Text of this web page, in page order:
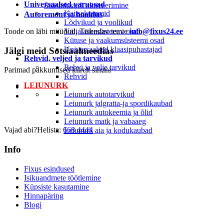
Universaalsed varuosad
Kaitsekummid
Lõdvikud ja voolikud
Väljalaskesüsteemi osad
Kütuse ja vaakumsüsteemi osad
Universaalsed klaasipuhastajad
Rehvid, veljed ja tarvikud
Rehvi ja velje tarvikud
Rehvid
LEIUNURK
Leiunurk autotarvikud
Leiunurk jalgratta-ja spordikaubad
Leiunurk autokeemia ja õlid
Leiunurk matk ja vabaaeg
Leiunurk aia ja kodukaubad
Säästukaardi aktiveerimine
Autoremont ja hooldus
Toode on läbi müüdud. Täiendav teaveinfo@fixus24.ee
Jälgi meid Sotsiaalmeedias
Parimad pakkumised kiirelt sinuni
Vajad abi?Helista: 668 4444
Info
Fixus esindused
Isikuandmete töötlemine
Küpsiste kasutamine
Hinnapäring
Blogi